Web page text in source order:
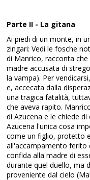
Parte II - La gitana
Ai piedi di un monte, in
zingari: Vedi le fosche
di Manrico, racconta
madre accusata di
la vampa). Per
e, accecata dalla
una tragica fatalità,
che aveva rapito.
di Azucena e le chiede
Azucena l'unica cosa
come un figlio, protetto
all'accampamento ferito
confida alla madre di
durante quel duello, ma
proveniente dal cielo